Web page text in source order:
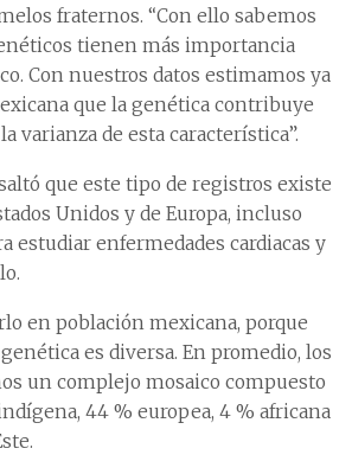
fraternos. “Con ello sabemos
tienen más importancia
Con nuestros datos estimamos ya
que la genética contribuye
varianza de esta característica”.
que este tipo de registros existe
Unidos y de Europa, incluso
estudiar enfermedades cardiacas y
en población mexicana, porque
es diversa. En promedio, los
un complejo mosaico compuesto
44 % europea, 4 % africana